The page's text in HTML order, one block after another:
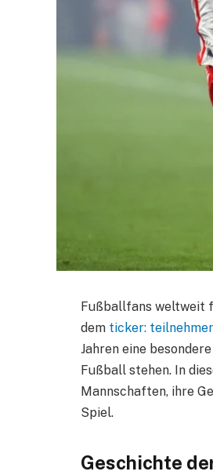
Fußballfans weltweit
dem ticker:
Jahren eine
Fußball stehen. In
Mannschaften, ihre
Spiel.
Geschichte